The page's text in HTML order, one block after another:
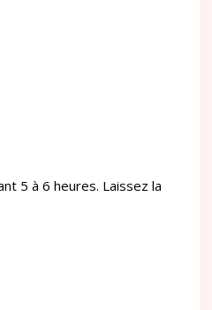
5 à 6 heures. Laissez la